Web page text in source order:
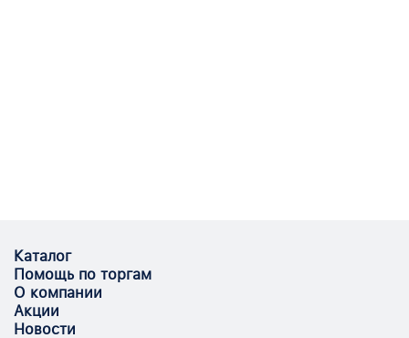
Каталог
Помощь по торгам
О компании
Акции
Новости